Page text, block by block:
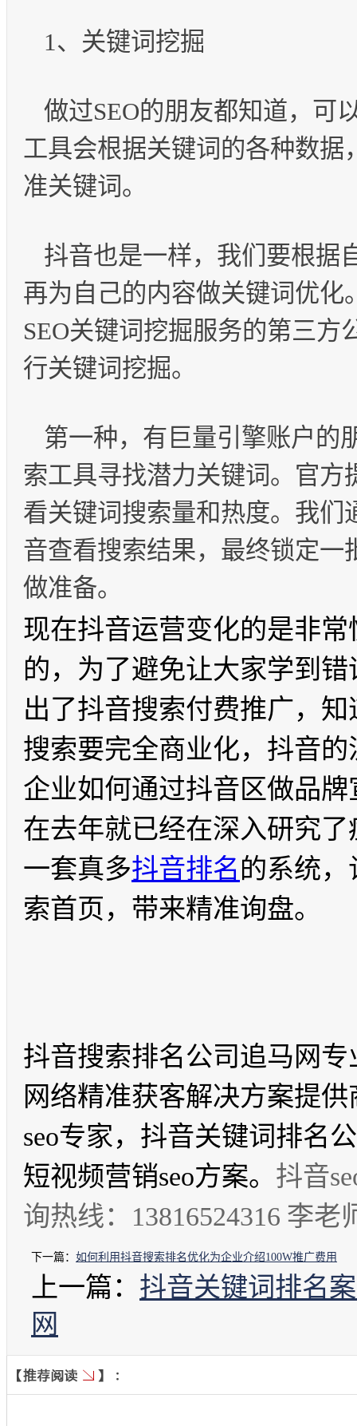
1、关键词挖掘
做过SEO的朋友都知道，可
工具会根据关键词的各种数
准关键词。
抖音也是一样，我们要根据
再为自己的内容做关键词优
SEO关键词挖掘服务的第三
行关键词挖掘。
第一种，有巨量引擎账户的
索工具寻找潜力关键词。官
看关键词搜索量和热度。我
音查看搜索结果，最终锁定
做准备。
现在抖音运营变化的是非
的，为了避免让大家学到
出了抖音搜索付费推广，
搜索要完全商业化，抖音
企业如何通过抖音区做品
在去年就已经在深入研究
一套真多抖音排名 的系统
索首页，带来精准询盘。
抖音搜索排名公司追马网
网络精准获客解决方案提
seo专家，抖音关键词排名
短视频营销seo方案。 抖音
询热线：13816524316 李老
下一篇： 如何利用抖音搜索排名优化为企业介绍100W推广费用
上一篇： 抖音关键词排名
网